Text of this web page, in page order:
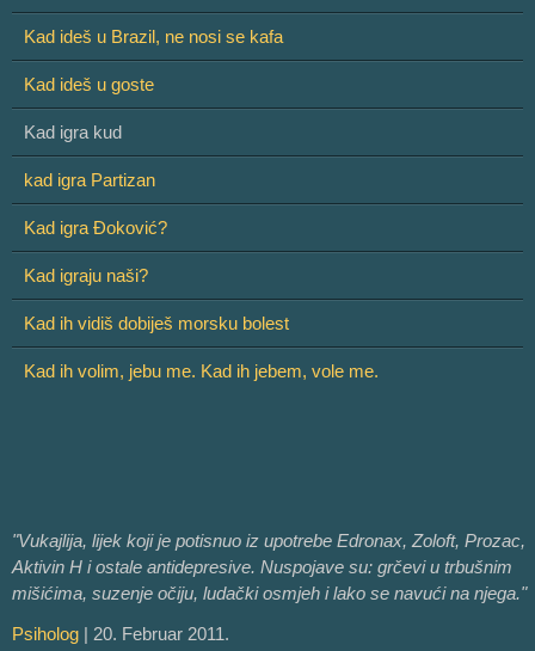
Kad ideš u Brazil, ne nosi se kafa
Kad ideš u goste
Kad igra kud
kad igra Partizan
Kad igra Đoković?
Kad igraju naši?
Kad ih vidiš dobiješ morsku bolest
Kad ih volim, jebu me. Kad ih jebem, vole me.
"Vukajlija, lijek koji je potisnuo iz upotrebe Edronax, Zoloft, Prozac,
Aktivin H i ostale antidepresive. Nuspojave su: grčevi u trbušnim
mišićima, suzenje očiju, ludački osmjeh i lako se navući na njega."
Psiholog | 20. Februar 2011.